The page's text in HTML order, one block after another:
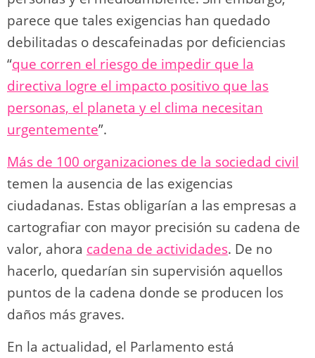
parece que tales exigencias han quedado
debilitadas o descafeinadas por deficiencias
“que corren el riesgo de impedir que la
directiva logre el impacto positivo que las
personas, el planeta y el clima necesitan
urgentemente”.
Más de 100 organizaciones de la sociedad civil
temen la ausencia de las exigencias
ciudadanas. Estas obligarían a las empresas a
cartografiar con mayor precisión su cadena de
valor, ahora cadena de actividades. De no
hacerlo, quedarían sin supervisión aquellos
puntos de la cadena donde se producen los
daños más graves.
En la actualidad, el Parlamento está